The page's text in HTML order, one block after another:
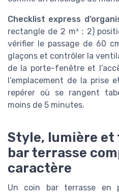
Checklist express
rectangle de 2 m² ; 2)
vérifier le passage de 60
glaçons et contrôler la
de la porte-fenêtre et
l’emplacement de la prise
repérer où se rangent
moins de 5 minutes.
Style, lumière et
bar terrasse
caractère
Un coin bar terrasse en